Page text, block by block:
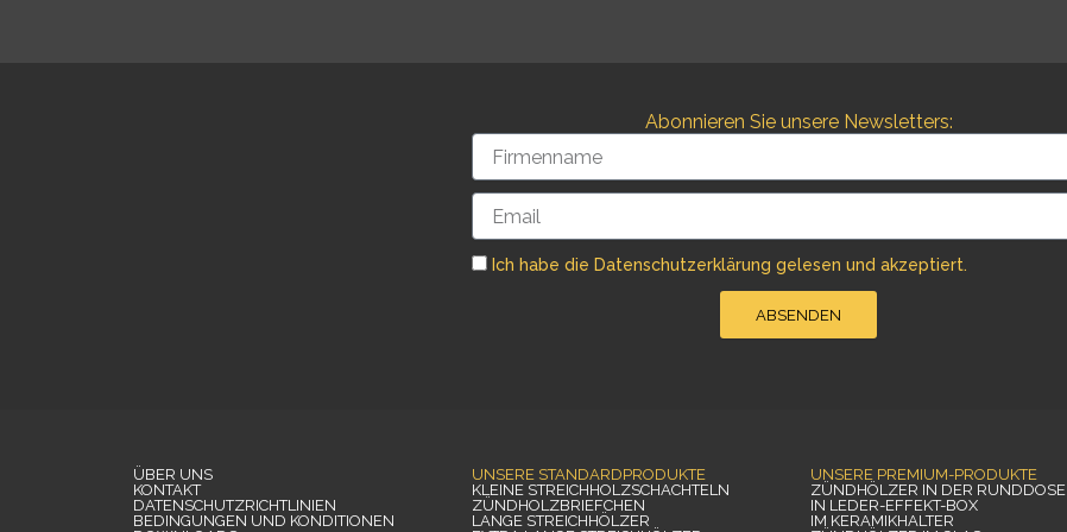
o
k
r
a
Abonnieren Sie unsere Newsletters:
Firmenname
Email
Ich habe die Datenschutzerklärung gelesen und akzeptiert.
ABSENDEN
ÜBER UNS
KONTAKT
DATENSCHUTZRICHTLINIEN
BEDINGUNGEN UND KONDITIONEN
UNSERE STANDARDPRODUKTE
KLEINE STREICHHOLZSCHACHTELN
ZÜNDHOLZBRIEFCHEN
LANGE STREICHHÖLZER
UNSERE PREMIUM-PRODUKTE
ZÜNDHÖLZER IN DER RUNDDOSE
IN LEDER-EFFEKT-BOX
IM KERAMIKHALTER